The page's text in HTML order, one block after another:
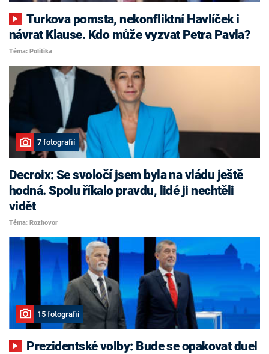
Turkova pomsta, nekonfliktní Havlíček i
návrat Klause. Kdo může vyzvat Petra Pavla?
Téma: Politika
7 fotografií
Decroix: Se svoločí jsem byla na vládu ještě
hodná. Spolu říkalo pravdu, lidé ji nechtěli
vidět
Téma: Rozhovor
15 fotografií